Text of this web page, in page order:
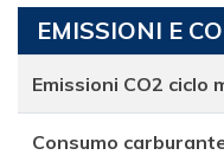
EMISSIONI E
Emissioni CO2 ciclo
Consumo